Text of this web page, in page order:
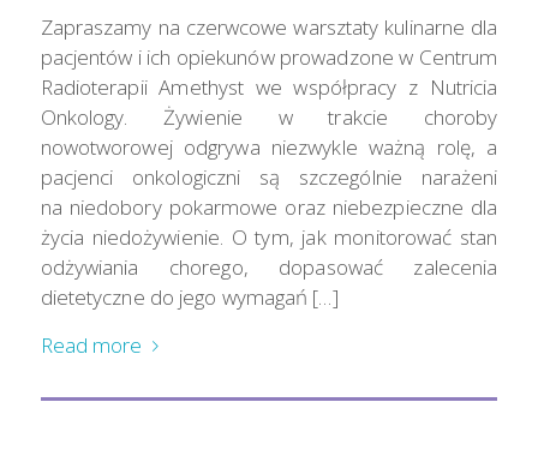
Zapraszamy na czerwcowe warsztaty kulinarne dla
pacjentów i ich opiekunów prowadzone w Centrum
Radioterapii Amethyst we współpracy z Nutricia
Onkology. Żywienie w trakcie choroby
nowotworowej odgrywa niezwykle ważną rolę, a
pacjenci onkologiczni są szczególnie narażeni
na niedobory pokarmowe oraz niebezpieczne dla
życia niedożywienie. O tym, jak monitorować stan
odżywiania chorego, dopasować zalecenia
dietetyczne do jego wymagań […]
Read more